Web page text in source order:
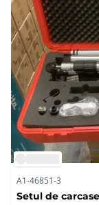
A1-46851-3
Setul de